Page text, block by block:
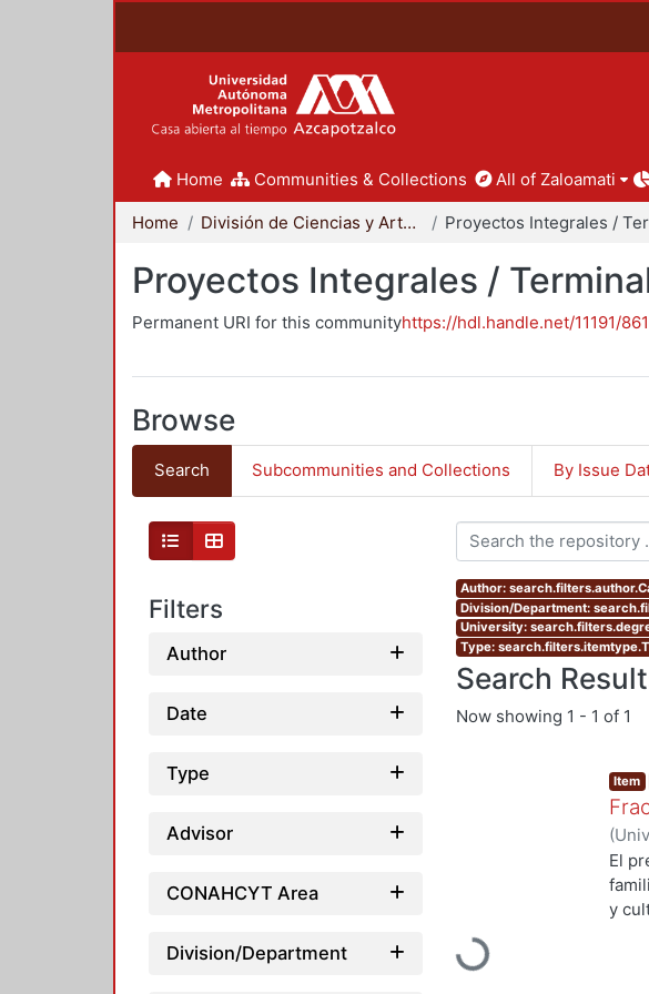
Home Communities & Collections All of Zaloamati
Home División de Ciencias y Artes para el Diseño
Proyectos Integrales /
Permanent URI for this communityhttps://hdl.handle.net/11191/
Browse
Search Subcommunities and Collections By Issue
Filters
Author
Date
Type
Advisor
CONAHCYT Area
Division/Department
Author:
Division/Department:
University:
Type:
Search
Now showing 1 - 1 of 1
Loading...
Item
(
de
El
y